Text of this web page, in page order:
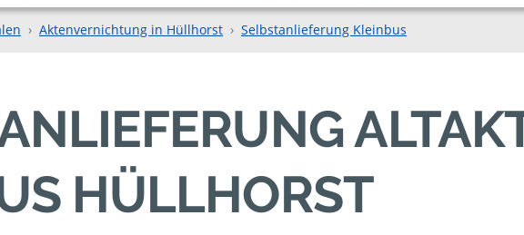
Aktenvernichtung in Hüllhorst Selbstanlieferung Kleinbus
HÜLLHORST